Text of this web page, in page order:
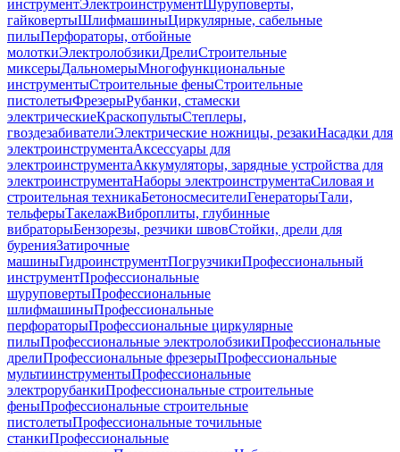
инструментЭлектроинструментШуруповерты,
гайковертыШлифмашиныЦиркулярные, сабельные
пилыПерфораторы, отбойные
молоткиЭлектролобзикиДрелиСтроительные
миксерыДальномерыМногофункциональные
инструментыСтроительные феныСтроительные
пистолетыФрезерыРубанки, стамески
электрическиеКраскопультыСтеплеры,
гвоздезабивателиЭлектрические ножницы, резакиНасадки для
электроинструментаАксессуары для
электроинструментаАккумуляторы, зарядные устройства для
электроинструментаНаборы электроинструментаСиловая и
строительная техникаБетоносмесителиГенераторыТали,
тельферыТакелажВиброплиты, глубинные
вибраторыБензорезы, резчики швовСтойки, дрели для
буренияЗатирочные
машиныГидроинструментПогрузчикиПрофессиональный
инструментПрофессиональные
шуруповертыПрофессиональные
шлифмашиныПрофессиональные
перфораторыПрофессиональные циркулярные
пилыПрофессиональные электролобзикиПрофессиональные
дрелиПрофессиональные фрезерыПрофессиональные
мультиинструментыПрофессиональные
электрорубанкиПрофессиональные строительные
феныПрофессиональные строительные
пистолетыПрофессиональные точильные
станкиПрофессиональные